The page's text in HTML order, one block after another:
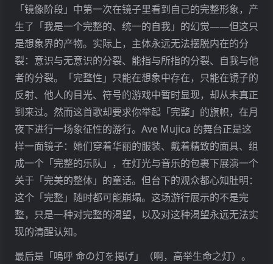
「镜像阶段」中第一次在镜子里看到自己的完整形象，产
生了「我是一个完整的、统一的自我」的幻觉——但这只
是想象界的产物。实际上，主体永远无法摆脱内在的分
裂：意识与无意识的分裂、能指与所指的分裂、自我与他
者的分裂。「完整性」只能在想象中存在，只能在镜子的
反射、他人的目光、符号的游戏中暂时显现，却从未真正
到来过。然而这首歌却要求你举起「完整」的旗帜，在月
夜下进行一场象征性的游行。Ave Mujica 的舞台正是这
样一面镜子：她们穿着华丽的服装、戴着精致的面具、组
成一个「完整的乐队」，在灯光与音乐的包裹下展演一个
关于「完美的整体」的童话。但台下的观众都心知肚明：
这个「完整」随时都可能崩塌。这场游行展示的不是完
整，只是一种对完整的渴望，以及对这种渴望永远无法实
现的清醒认知。
最后是「嗚呼 命の灯を掲げ」（啊，高举生命之灯）。